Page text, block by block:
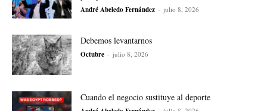
André Abeledo Fernández - julio 8, 2026
Debemos levantarnos
Octubre - julio 8, 2026
Cuando el negocio sustituye al deporte